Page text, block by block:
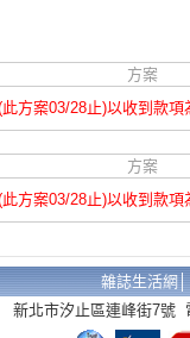
方案
此方案03/28止)以收到款項
方案
此方案03/28止)以收到款項
雜誌生活網
新北市汐止區連峰街7號